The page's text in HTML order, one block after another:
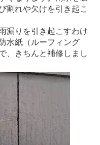
割れや欠けを引き起こ
漏りを引き起こすわけ
水紙（ルーフィング
、きちんと補修しまし